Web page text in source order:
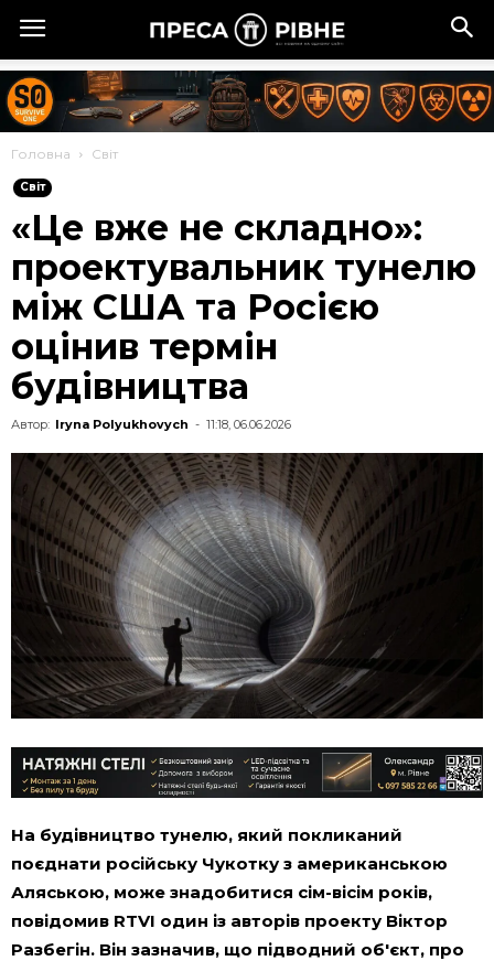
Головна Cвіт
Cвіт
«Це вже не складно»:
проектувальник тунелю
між США та Росією
оцінив термін
будівництва
Автор: Iryna Polyukhovych - 11:18, 06.06.2026
На будівництво тунелю, який покликаний
поєднати російську Чукотку з американською
Аляською, може знадобитися сім-вісім років,
повідомив RTVI один із авторів проекту Віктор
Разбегін. Він зазначив, що підводний об'єкт, про